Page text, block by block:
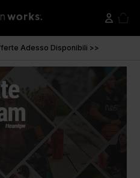
Adesso Disponibili >>